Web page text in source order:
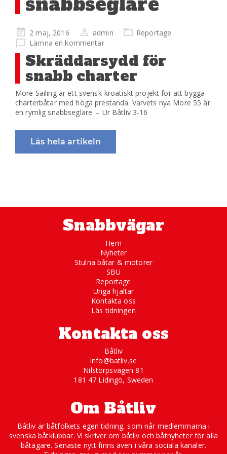
Publicerad
på
2 maj, 2016 admin
Reportage
Lämna en kommentar
Skräddarsydd för
snabb charter
More Sailing är ett svensk-kroatiskt projekt för att bygga
charterbåtar med höga prestanda. Varvets nya More 55 är
en rymlig snabbseglare. – Ur Båtliv 3-16
Läs hela artikeln
Snabbvägar
Hem
Nyheter
Stulna båtar & motorer
SBU
Reportage
Unga hjältar
Kontakta oss
Läs tidningen
Kontakta oss
Båtliv
info@batliv.se
Nilstorpsvägen 81
181 47 Lidingö, Sweden
Om Båtliv
Båtliv är båtfolkets egen tidning, som når medlemmarna i
svenska båtklubbar. Vi skriver om båtliv och båtnyheter för alla
båtägare. Senaste nytt finns även i våra sociala kanaler.